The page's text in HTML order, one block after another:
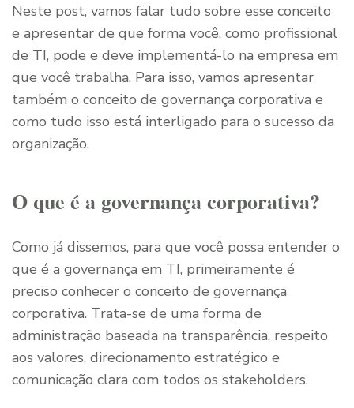
Neste post, vamos falar tudo sobre esse conceito
e apresentar de que forma você, como profissional
de TI, pode e deve implementá-lo na empresa em
que você trabalha. Para isso, vamos apresentar
também o conceito de governança corporativa e
como tudo isso está interligado para o sucesso da
organização.
O que é a governança corporativa?
Como já dissemos, para que você possa entender o
que é a governança em TI, primeiramente é
preciso conhecer o conceito de governança
corporativa. Trata-se de uma forma de
administração baseada na transparência, respeito
aos valores, direcionamento estratégico e
comunicação clara com todos os stakeholders.